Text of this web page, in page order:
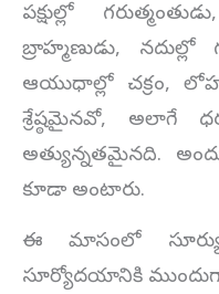
పక్షుల్లో
బ్రాహ్మణుడు,
ఆయుధాల్లో చక్రం,
శ్రేష్ఠమైనవో, అలాగే
అత్యున్నతమైనది.
కూడా అంటారు.
ఈ మాసంలో
సూర్యోదయానికి ముందుగా